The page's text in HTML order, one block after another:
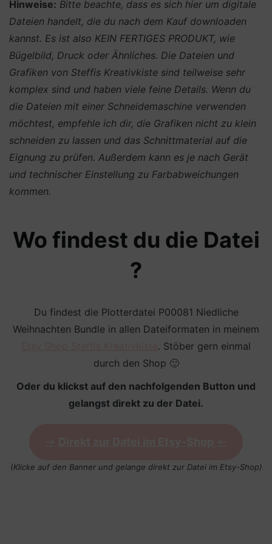
Hinweise: Bitte beachte, dass es sich hier um digitale
Dateien handelt, die du nach dem Kauf downloaden
kannst. Es ist also KEIN FERTIGES PRODUKT, wie
Bügelbild, Druck oder Ähnliches. Die Dateien und
Grafiken von Steffis Kreativkiste sind teilweise sehr
komplex sind und haben viele feine Details. Wenn du
die Dateien mit einer Schneidemaschine verwenden
möchtest, empfehle ich dir, die Grafiken nicht zu klein
schneiden zu lassen und das Schnittmaterial auf die
Eignung zu prüfen. Außerdem kann es je nach Gerät
und technischer Einstellung zu Farbabweichungen
kommen.
Wo findest du die Datei
?
Du findest die Plotterdatei P00081 Niedliche
Weihnachten Bundle in allen Dateiformaten in meinem
. Stöber gern einmal
durch den Shop 🙂
Oder du klickst auf den nachfolgenden Button und
gelangst direkt zu der Datei.
(Klicke auf den Banner und gelange direkt zur Datei im Etsy-Shop)